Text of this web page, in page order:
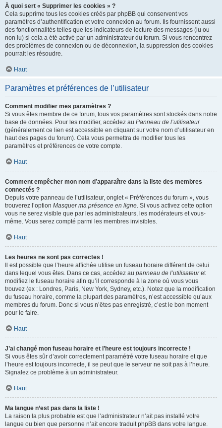
À quoi sert « Supprimer les cookies » ?
Cela supprime tous les cookies créés par phpBB qui conservent vos
paramètres d’authentification et votre connexion au forum. Ils fournissent aussi
des fonctionnalités telles que les indicateurs de lecture des messages (lu ou
non lu) si cela a été activé par un administrateur du forum. Si vous rencontrez
des problèmes de connexion ou de déconnexion, la suppression des cookies
pourrait les résoudre.
Haut
Paramètres et préférences de l’utilisateur
Comment modifier mes paramètres ?
Si vous êtes membre de ce forum, tous vos paramètres sont stockés dans notre
base de données. Pour les modifier, accédez au Panneau de l’utilisateur
(généralement ce lien est accessible en cliquant sur votre nom d’utilisateur en
haut des pages du forum). Cela vous permettra de modifier tous les
paramètres et préférences de votre compte.
Haut
Comment empêcher mon nom d’apparaître dans la liste des membres
connectés ?
Depuis votre panneau de l’utilisateur, onglet « Préférences du forum », vous
trouverez l’option Masquer ma présence en ligne. Si vous activez cette option
vous ne serez visible que par les administrateurs, les modérateurs et vous-
même. Vous serez compté parmi les membres invisibles.
Haut
Les heures ne sont pas correctes !
Il est possible que l’heure affichée utilise un fuseau horaire différent de celui
dans lequel vous êtes. Dans ce cas, accédez au panneau de l’utilisateuret
modifiez le fuseau horaire afin qu’il corresponde à la zone où vous vous
trouvez (ex : Londres, Paris, New York, Sydney, etc.). Notez que la modification
du fuseau horaire, comme la plupart des paramètres, n’est accessible qu’aux
membres du forum. Donc si vous n’êtes pas enregistré, c’est le bon moment
pour le faire.
Haut
J’ai changé mon fuseau horaire et l’heure est toujours incorrecte !
Si vous êtes sûr d’avoir correctement paramétré votre fuseau horaire et que
l’heure est toujours incorrecte, il se peut que le serveur ne soit pas à l’heure.
Signalez ce problème à un administrateur.
Haut
Ma langue n’est pas dans la liste !
La raison la plus probable est que l’administrateur n’ait pas installé votre
langue ou bien que personne n’ait encore traduit phpBB dans votre langue.